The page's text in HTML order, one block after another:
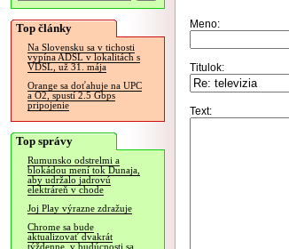
Top články
Na Slovensku sa v tichosti
vypína ADSL v lokalitách s
VDSL, už 31. mája
Orange sa doťahuje na UPC
a O2, spustí 2.5 Gbps
pripojenie
Top správy
Rumunsko odstrelmi a
blokádou mení tok Dunaja,
aby udržalo jadrovú
elektráreň v chode
Joj Play výrazne zdražuje
Chrome sa bude
aktualizovať dvakrát
týždenne, v budúcnosti sa
Meno:
Titulok:
Text: